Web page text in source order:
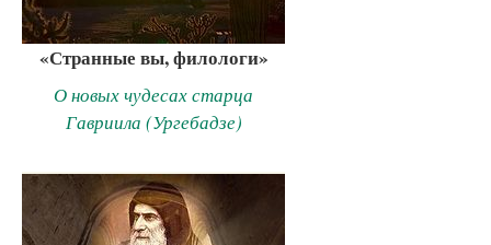
«Странные вы, филологи»
О новых чудесах старца
Гавриила (Ургебадзе)